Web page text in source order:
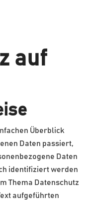
auf
Überblick
Daten passiert,
Daten
identifiziert werden
Thema Datenschutz
aufgeführten